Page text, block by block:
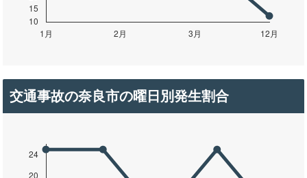
交通事故の奈良市の曜日別発生割合